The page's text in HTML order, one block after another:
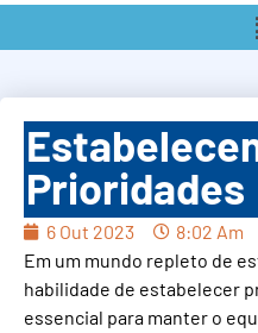
Prioridades
6 Out 2023
8:02 Am
Em um mundo repleto de
habilidade de estabelecer
essencial para manter o